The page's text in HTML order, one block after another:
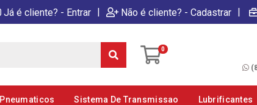
Já é cliente? - Entrar | Não é cliente? - Cadastrar |
0
Pneumaticos Sistema De Transmissao Lubrificantes